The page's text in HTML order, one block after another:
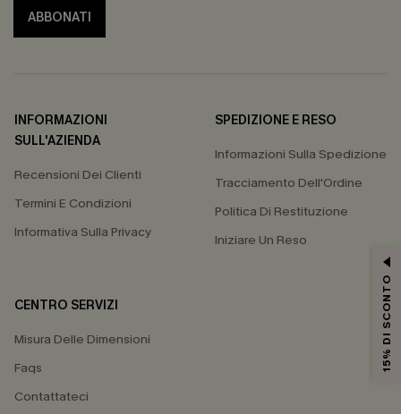
ABBONATI
INFORMAZIONI
SULL'AZIENDA
Recensioni Dei Clienti
Termini E Condizioni
Informativa Sulla Privacy
SPEDIZIONE E RESO
Informazioni Sulla Spedizione
Tracciamento Dell'Ordine
Politica Di Restituzione
Iniziare Un Reso
CENTRO SERVIZI
Misura Delle Dimensioni
Faqs
Contattateci
15% DI SCONTO